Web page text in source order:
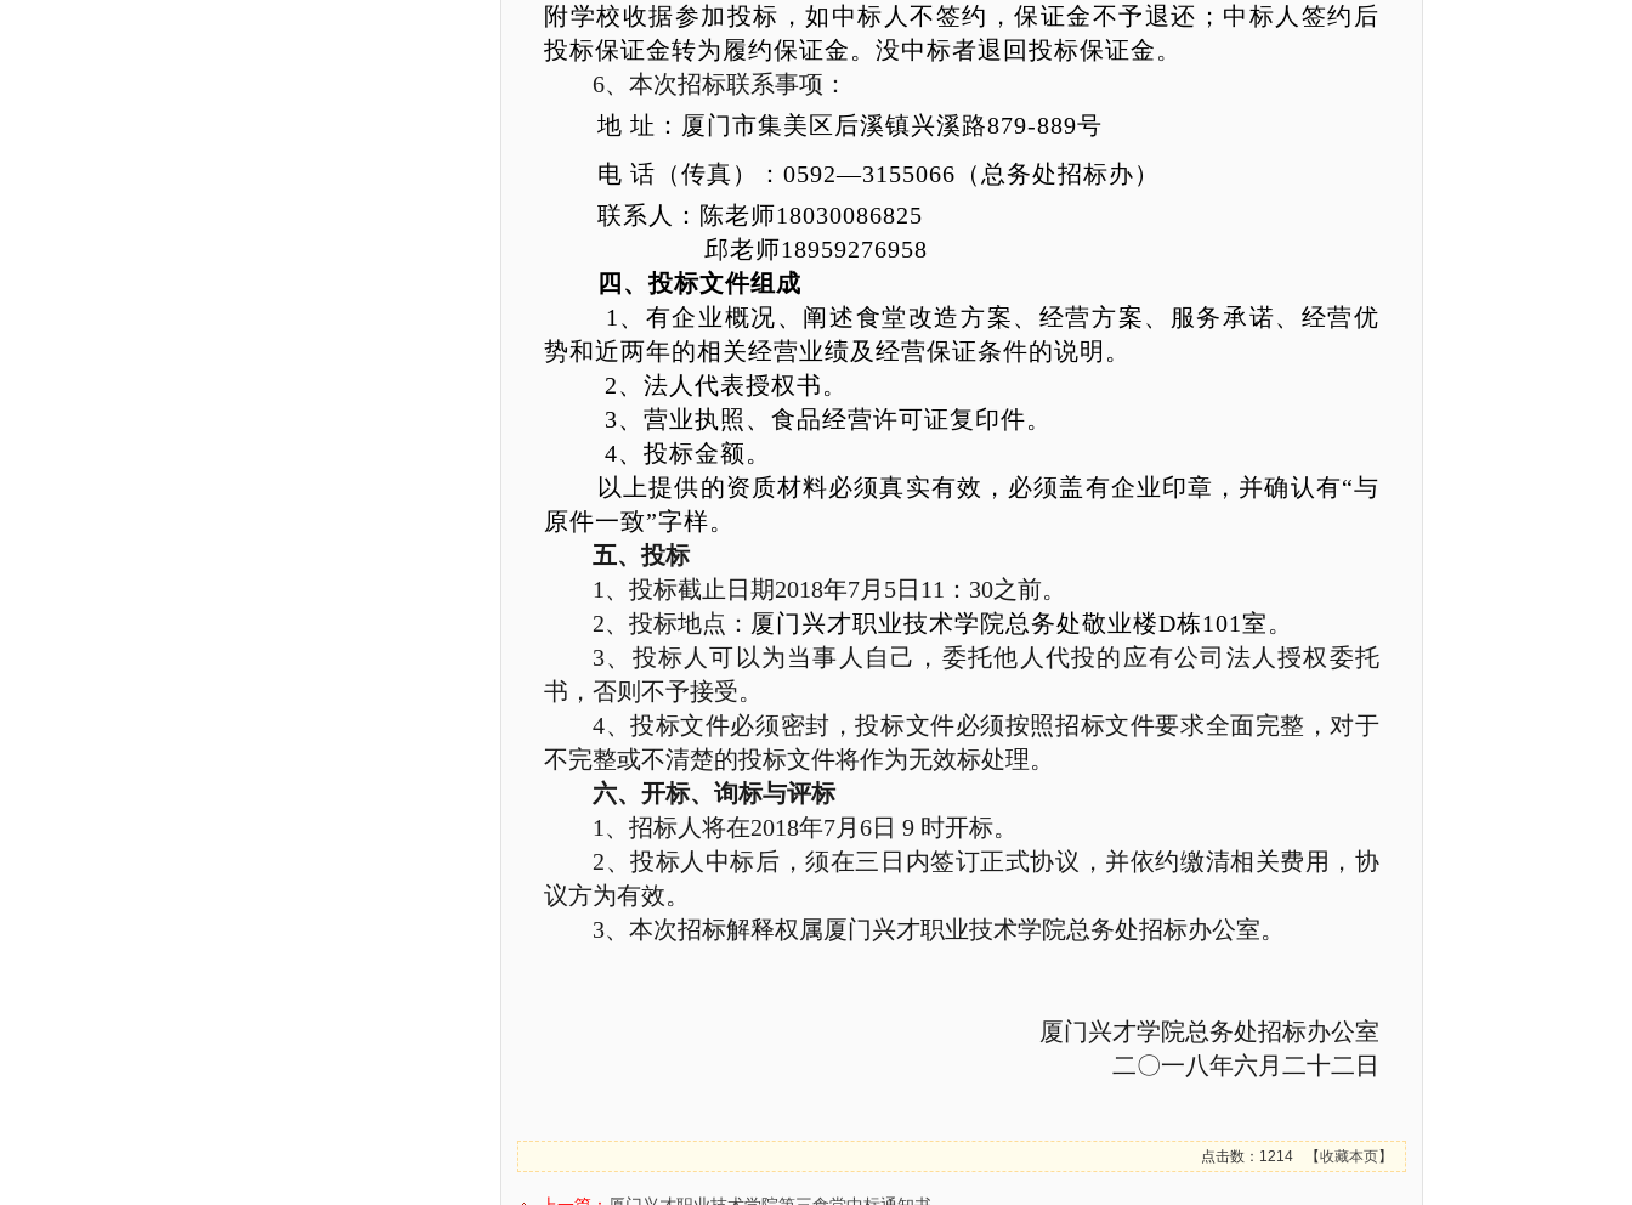
附学校收据参加投标，如中标人不签约，保证金不予退还；中标人签约后
投标保证金转为履约保证金。没中标者退回投标保证金。
6、本次招标联系事项：
地 址：厦门市集美区后溪镇兴溪路879-889号
电 话（传真）： 0592—3155066 （总务处招标办）
联系人：陈老师18030086825
邱老师18959276958
四、投标文件组成
1 、有企业概况、阐述食堂改造方案、经营方案、服务承诺、经营优
势和近两年的相关经营业绩及经营保证条件的说明。
2、法人代表授权书。
3、营业执照、食品经营许可证复印件。
4、投标金额。
以上提供的资质材料必须真实有效，必须盖有企业印章，并确认有“与
原件一致”字样。
五、投标
1 、投标截止日期2018年7月 5日 11 ： 30之前。
2、投标地点： 厦门兴才职业技术学院总务处敬业楼D栋101 室。
3、投标人可以为当事人自己，委托他人代投的应有公司法人授权委托
书，否则不予接受。
4、投标文件必须密封，投标文件必须按照招标文件要求全面完整，对于
不完整或不清楚的投标文件将作为无效标处理。
六、开标、询标与评标
1 、招标人将在2018年7月 6日 9 时开标。
2、投标人中标后，须在三日内签订正式协议，并依约缴清相关费用，协
议方为有效。
3、本次招标解释权属厦门兴才职业技术学院总务处招标办公室。
厦门兴才学院总务处招标办公室
二〇一八年六月二十二日
点击数：1214 【收藏本页】